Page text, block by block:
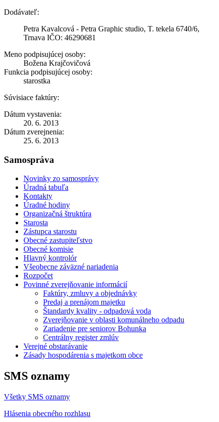
Dodávateľ:
Petra Kavalcová - Petra Graphic studio, T. tekela 6740/6,
Trnava IČO: 46290681
Meno podpisujúcej osoby:
Božena Krajčovičová
Funkcia podpisujúcej osoby:
starostka
Súvisiace faktúry:
Dátum vystavenia:
20. 6. 2013
Dátum zverejnenia:
25. 6. 2013
Samospráva
Novinky zo samosprávy
Úradná tabuľa
Kontakty
Úradné hodiny
Organizačná štruktúra
Starosta
Zástupca starostu
Obecné zastupiteľstvo
Obecné komisie
Hlavný kontrolór
Všeobecne záväzné nariadenia
Rozpočet
Povinné zverejňovanie informácií
Faktúry, zmluvy a objednávky
Predaj a prenájom majetku
Štandardy kvality - odpadová voda
Zverejňovanie v oblasti komunálneho odpadu
Zariadenie pre seniorov Bohunka
Centrálny register zmlúv
Verejné obstarávanie
Zásady hospodárenia s majetkom obce
SMS oznamy
Všetky SMS oznamy
Hlásenia obecného rozhlasu